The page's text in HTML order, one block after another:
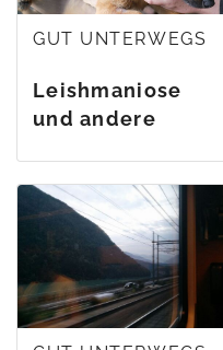
GUT UNTERWEGS
Leishmaniose
und andere